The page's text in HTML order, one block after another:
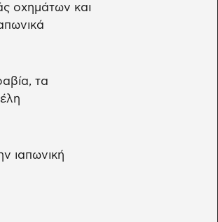
οχημάτων και
τα
ιαπωνική